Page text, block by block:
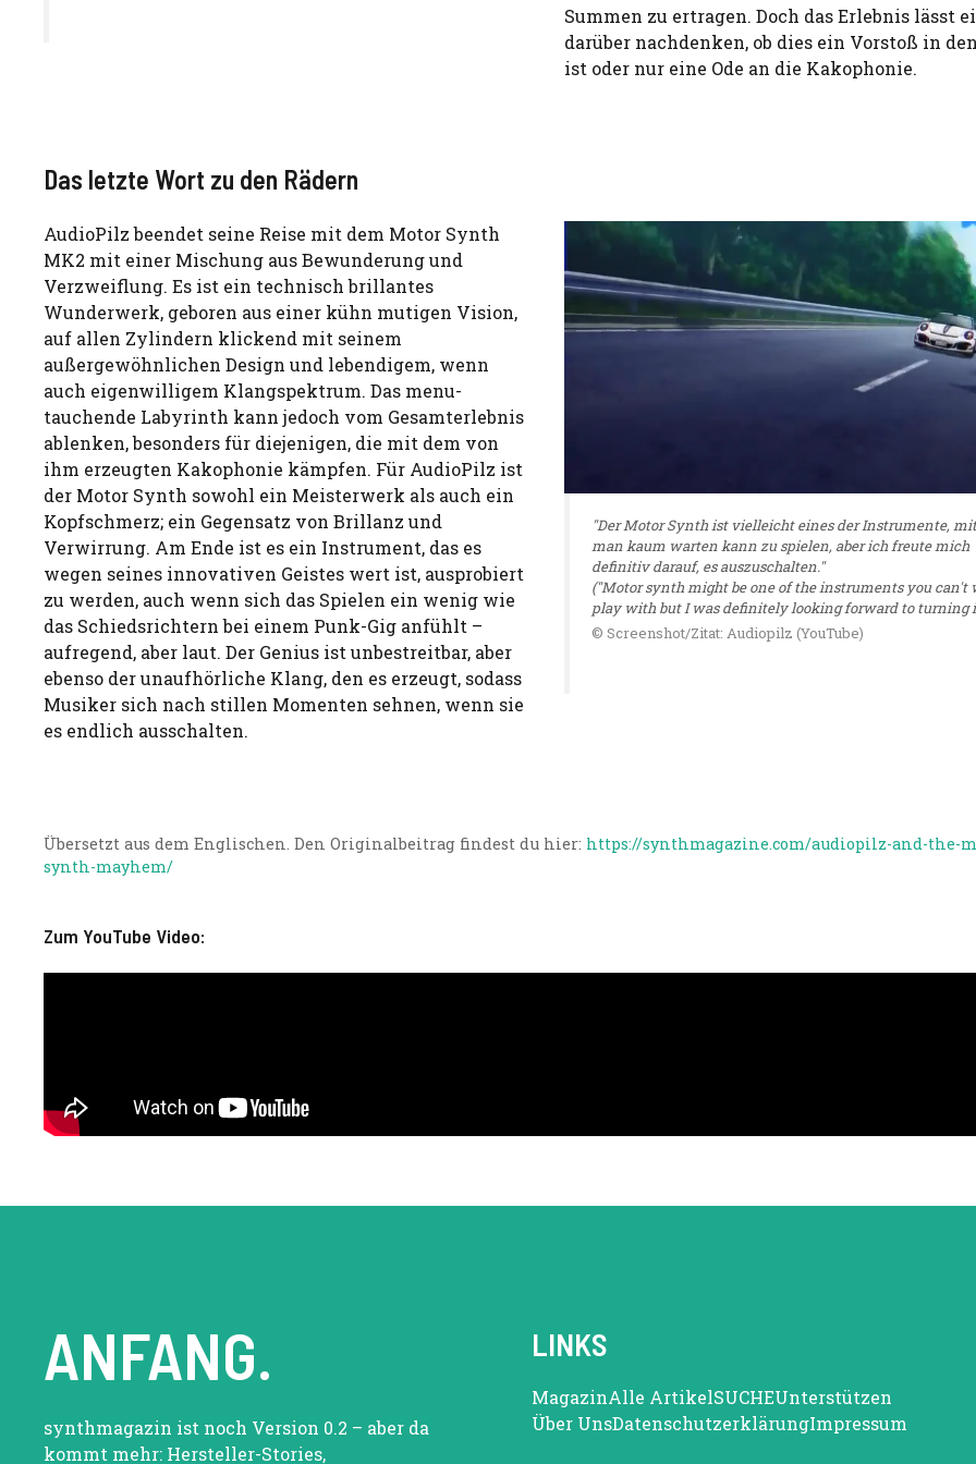
Summen zu ertragen. Doch das Erlebnis lässt
darüber nachdenken, ob dies ein Vorstoß in
ist oder nur eine Ode an die Kakophonie.
Das letzte Wort zu den Rädern
AudioPilz beendet seine Reise mit dem Motor Synth
MK2 mit einer Mischung aus Bewunderung und
Verzweiflung. Es ist ein technisch brillantes
Wunderwerk, geboren aus einer kühn mutigen Vision,
auf allen Zylindern klickend mit seinem
außergewöhnlichen Design und lebendigem, wenn
auch eigenwilligem Klangspektrum. Das menu-
tauchende Labyrinth kann jedoch vom Gesamterlebnis
ablenken, besonders für diejenigen, die mit dem von
ihm erzeugten Kakophonie kämpfen. Für AudioPilz ist
der Motor Synth sowohl ein Meisterwerk als auch ein
Kopfschmerz; ein Gegensatz von Brillanz und
Verwirrung. Am Ende ist es ein Instrument, das es
wegen seines innovativen Geistes wert ist, ausprobiert
zu werden, auch wenn sich das Spielen ein wenig wie
das Schiedsrichtern bei einem Punk-Gig anfühlt –
aufregend, aber laut. Der Genius ist unbestreitbar, aber
ebenso der unaufhörliche Klang, den es erzeugt, sodass
Musiker sich nach stillen Momenten sehnen, wenn sie
es endlich ausschalten.
"Der Motor Synth ist vielleicht eines der Instrumente,
man kaum warten kann zu spielen, aber ich freute mich
definitiv darauf, es auszuschalten."
("Motor synth might be one of the instruments you can't
play with but I was definitely looking forward to turning
© Screenshot/Zitat: Audiopilz (YouTube)
Übersetzt aus dem Englischen. Den Originalbeitrag findest du hier: https://synthmagazine.com/audiopilz-and-the-
synth-mayhem/
Zum YouTube Video:
ANFANG.
synthmagazin ist noch Version 0.2 – aber da
kommt mehr: Hersteller-Stories,
LINKS
MagazinAlle ArtikelSUCHEUnterstützen
Über UnsDatenschutzerklärungImpressum